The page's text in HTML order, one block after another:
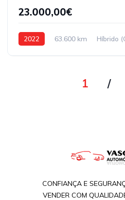
23.000,00€
2022 63.600 km
Híbrido
1 /
CONFIANÇA E
VENDER COM